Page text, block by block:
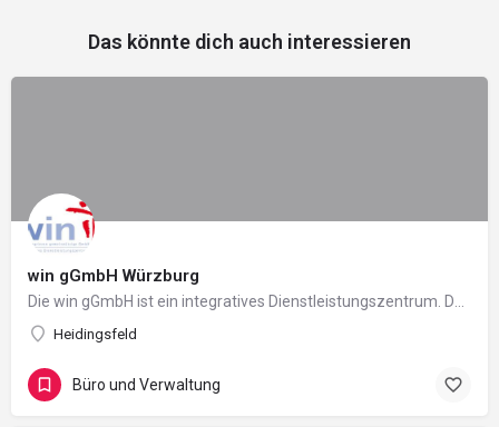
Das könnte dich auch interessieren
win gGmbH Würzburg
Heidingsfeld
Büro und Verwaltung